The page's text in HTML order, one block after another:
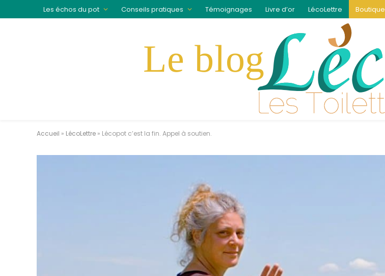
Les échos du pot Conseils pratiques Témoignages Livre d’or LécoLettre Boutique
Accueil » LécoLettre » Lécopot c’est la fin. Appel à soutien.